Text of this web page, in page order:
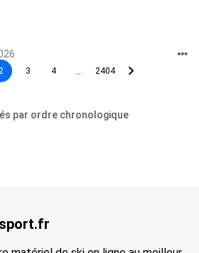
3 4 2404
par ordre chronologique